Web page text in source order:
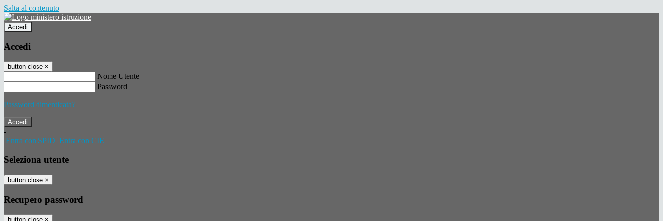
Salta al contenuto
Accedi
Accedi
button close ×
Nome Utente
Password
Password dimenticata?
-
Entra con SPID Entra con CIE
Seleziona utente
button close ×
Recupero password
button close ×